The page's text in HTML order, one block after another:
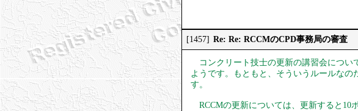
[1457] Re: Re: RCCMのCPD事務局の審査
コンクリート技士の更新の講習会につい
ようです。もともと、そういうルールな
す。
RCCMの更新については、更新すると10